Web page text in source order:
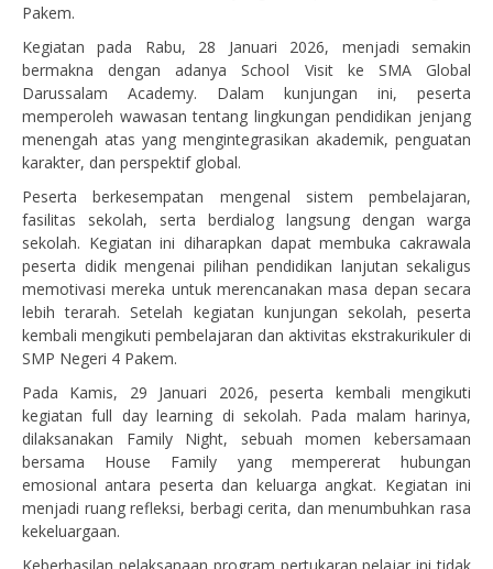
Pakem.
Kegiatan pada Rabu, 28 Januari 2026, menjadi semakin
bermakna dengan adanya School Visit ke SMA Global
Darussalam Academy. Dalam kunjungan ini, peserta
memperoleh wawasan tentang lingkungan pendidikan jenjang
menengah atas yang mengintegrasikan akademik, penguatan
karakter, dan perspektif global.
Peserta berkesempatan mengenal sistem pembelajaran,
fasilitas sekolah, serta berdialog langsung dengan warga
sekolah. Kegiatan ini diharapkan dapat membuka cakrawala
peserta didik mengenai pilihan pendidikan lanjutan sekaligus
memotivasi mereka untuk merencanakan masa depan secara
lebih terarah. Setelah kegiatan kunjungan sekolah, peserta
kembali mengikuti pembelajaran dan aktivitas ekstrakurikuler di
SMP Negeri 4 Pakem.
Pada Kamis, 29 Januari 2026, peserta kembali mengikuti
kegiatan full day learning di sekolah. Pada malam harinya,
dilaksanakan Family Night, sebuah momen kebersamaan
bersama House Family yang mempererat hubungan
emosional antara peserta dan keluarga angkat. Kegiatan ini
menjadi ruang refleksi, berbagi cerita, dan menumbuhkan rasa
kekeluargaan.